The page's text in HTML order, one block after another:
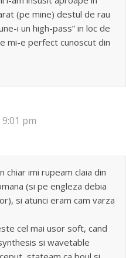
(pe mine) destul de rau
i un high-pass” in loc de
mi-e perfect cunoscut din
pm
chiar imi rupeam claia din
(si pe engleza debia
si atunci eram cam varza
cel mai usor soft, cand
si wavetable